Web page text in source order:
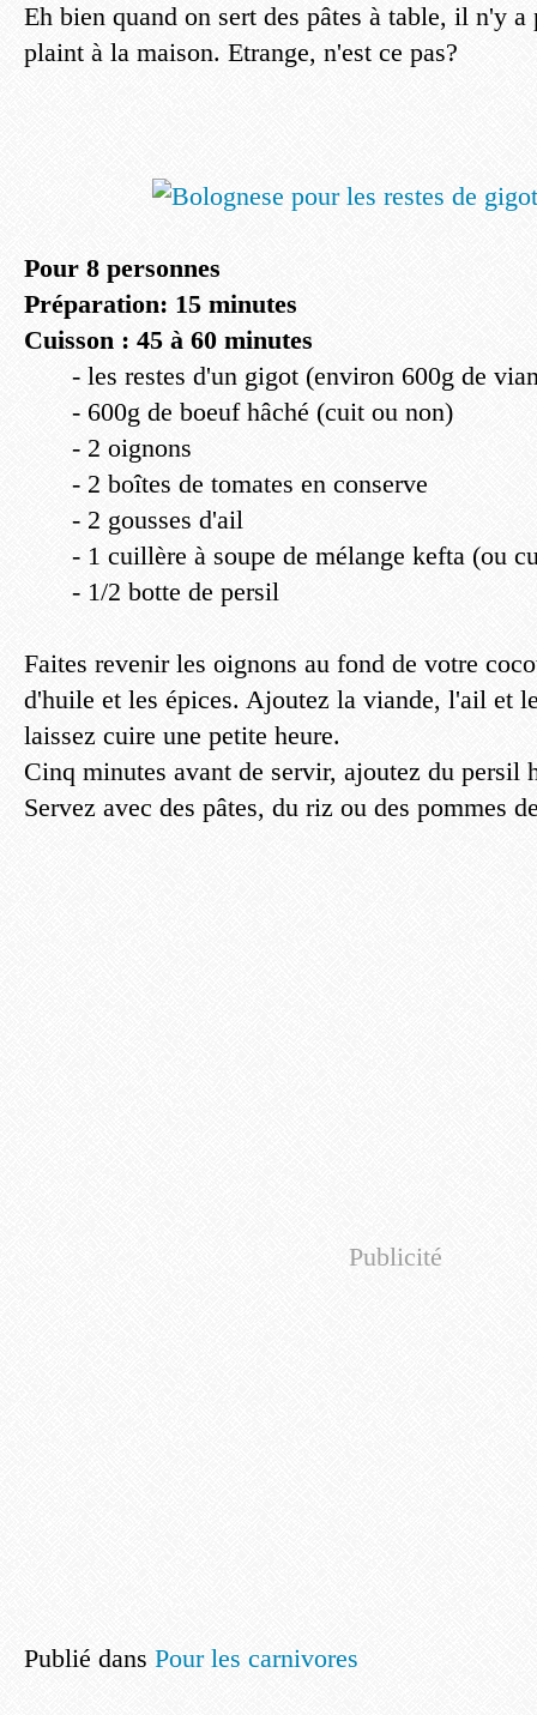
Eh bien quand on sert des pâtes à table, il n'y a
plaint à la maison. Etrange, n'est ce pas?
Pour 8 personnes
Préparation: 15 minutes
Cuisson : 45 à 60 minutes
- les restes d'un gigot (environ 600g de
- 600g de boeuf hâché (cuit ou non)
- 2 oignons
- 2 boîtes de tomates en conserve
- 2 gousses d'ail
- 1 cuillère à soupe de mélange kefta (ou
- 1/2 botte de persil
Faites revenir les oignons au fond de votre
d'huile et les épices. Ajoutez la viande, l'ail et
laissez cuire une petite heure.
Cinq minutes avant de servir, ajoutez du persil
Servez avec des pâtes, du riz ou des pommes
Publicité
Publié dans Pour les carnivores